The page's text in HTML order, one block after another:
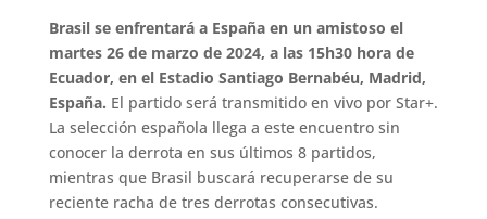
Brasil se enfrentará a España en un amistoso el
martes 26 de marzo de 2024, a las 15h30 hora de
Ecuador, en el Estadio Santiago Bernabéu, Madrid,
España. El partido será transmitido en vivo por Star+.
La selección española llega a este encuentro sin
conocer la derrota en sus últimos 8 partidos,
mientras que Brasil buscará recuperarse de su
reciente racha de tres derrotas consecutivas.